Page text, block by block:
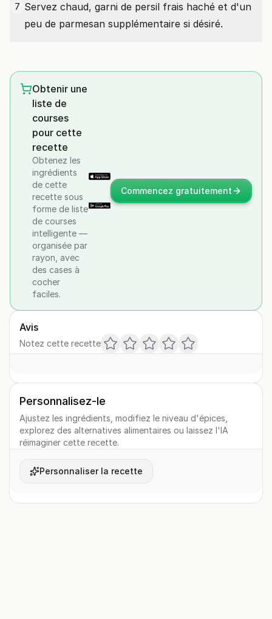
7 Servez chaud, garni de persil frais haché et d'un
peu de parmesan supplémentaire si désiré.
Obtenir une
liste de
courses
pour cette
recette
Obtenez les
ingrédients
de cette
recette sous
forme de liste
de courses
intelligente —
organisée par
rayon, avec
des cases à
cocher
faciles.
Commencez gratuitement
Avis
Notez cette recette
Personnalisez-le
Ajustez les ingrédients, modifiez le niveau d'épices,
explorez des alternatives alimentaires ou laissez l'IA
réimaginer cette recette.
Personnaliser la recette